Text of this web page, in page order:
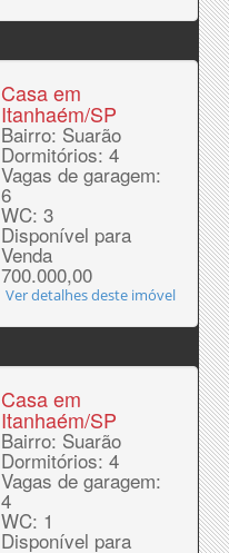
Casa em
Itanhaém/SP
Bairro: Suarão
Dormitórios: 4
Vagas de garagem:
6
WC: 3
Disponível para
Venda
700.000,00
Ver detalhes deste imóvel
Casa em
Itanhaém/SP
Bairro: Suarão
Dormitórios: 4
Vagas de garagem:
4
WC: 1
Disponível para